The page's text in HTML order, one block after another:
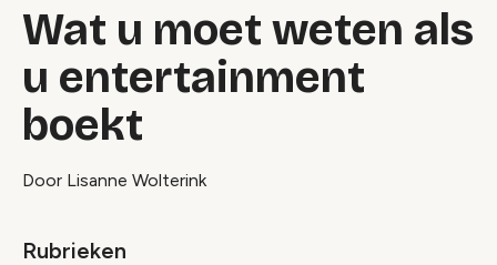
Wat u moet weten als
u entertainment
boekt
Door Lisanne Wolterink
Rubrieken